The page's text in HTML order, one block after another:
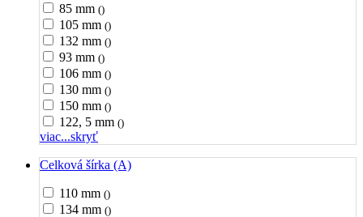
85 mm ()
105 mm ()
132 mm ()
93 mm ()
106 mm ()
130 mm ()
150 mm ()
122, 5 mm ()
viac...skryť
Celková šírka (A)
110 mm ()
134 mm ()